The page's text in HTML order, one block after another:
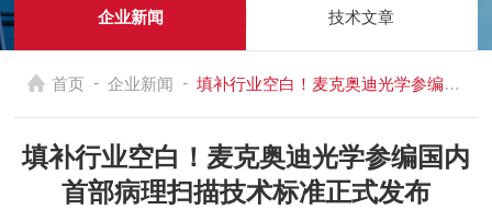
企业新闻 技术文章
首页 - 企业新闻 - 填补行业空白！麦克奥迪光学参编国内首部病理扫描技术标准正式发布
填补行业空白！麦克奥迪光学参编国内
首部病理扫描技术标准正式发布